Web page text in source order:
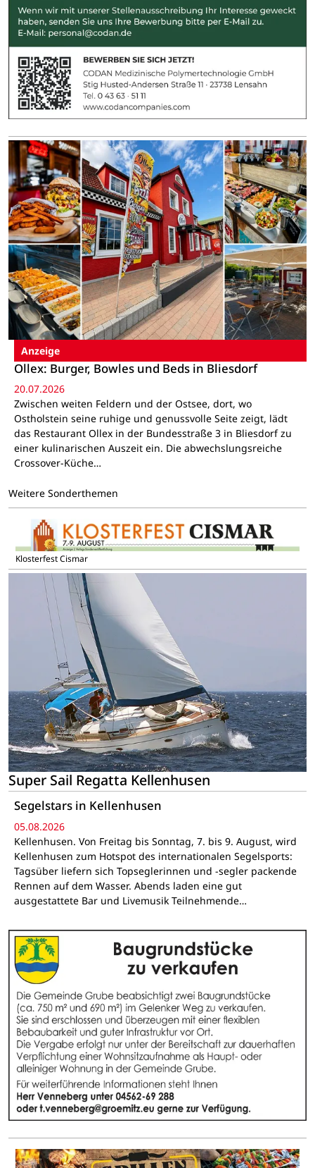
Anzeige
Ollex: Burger, Bowles und Beds in Bliesdorf
20.07.2026
Zwischen weiten Feldern und der Ostsee, dort, wo
Ostholstein seine ruhige und genussvolle Seite zeigt, lädt
das Restaurant Ollex in der Bundesstraße 3 in Bliesdorf zu
einer kulinarischen Auszeit ein. Die abwechslungsreiche
Crossover-Küche…
Weitere Sonderthemen
Klosterfest Cismar
Super Sail Regatta Kellenhusen
Segelstars in Kellenhusen
05.08.2026
Kellenhusen. Von Freitag bis Sonntag, 7. bis 9. August, wird
Kellenhusen zum Hotspot des internationalen Segelsports:
Tagsüber liefern sich Topseglerinnen und -segler packende
Rennen auf dem Wasser. Abends laden eine gut
ausgestattete Bar und Livemusik Teilnehmende…